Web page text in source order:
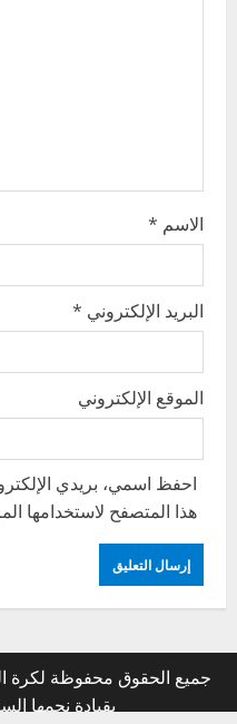
الاسم *
البريد الإلكتروني *
الموقع الإلكتروني
احفظ اسمي، بريدي
هذا المتصفح لاستخدامها
جميع الحقوق محفوظة لكرة
بقيادة نجمها